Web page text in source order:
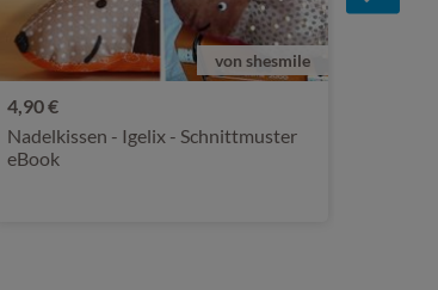
von shesmile
4,90 €
Nadelkissen - Igelix - Schnittmuster
eBook